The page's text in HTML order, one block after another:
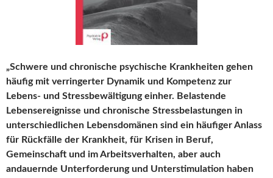
„Schwere und chronische psychische Krankheiten gehen
häufig mit verringerter Dynamik und Kompetenz zur
Lebens- und Stressbewältigung einher. Belastende
Lebensereignisse und chronische Stressbelastungen in
unterschiedlichen Lebensdomänen sind ein häufiger Anlass
für Rückfälle der Krankheit, für Krisen in Beruf,
Gemeinschaft und im Arbeitsverhalten, aber auch
andauernde Unterforderung und Unterstimulation haben